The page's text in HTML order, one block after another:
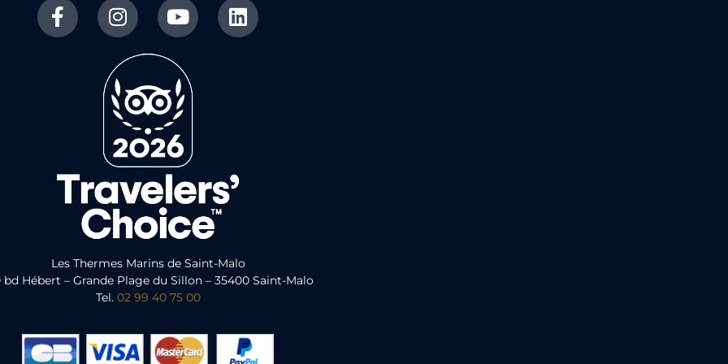
Les Thermes Marins de Saint-Malo
bd Hébert – Grande Plage du Sillon – 35400 Saint-Malo
Tel. 02 99 40 75 00